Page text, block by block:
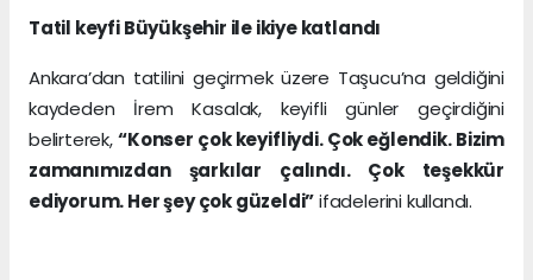
Tatil keyfi Büyükşehir ile ikiye katlandı
Ankara’dan tatilini geçirmek üzere Taşucu’na geldiğini
kaydeden İrem Kasalak, keyifli günler geçirdiğini
belirterek,“Konser çok keyifliydi. Çok eğlendik. Bizim
zamanımızdan şarkılar çalındı. Çok teşekkür
ediyorum. Her şey çok güzeldi”ifadelerini kullandı.